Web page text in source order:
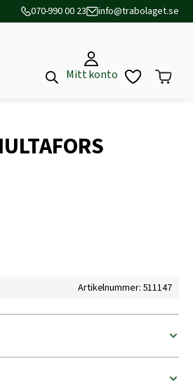
070-990 00 23 info@trabolaget.se
Mitt konto
Artikelnummer: 511147